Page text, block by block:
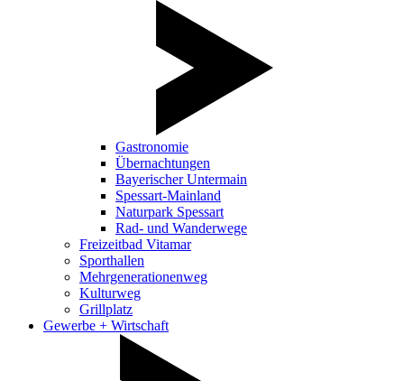
Gastronomie
Übernachtungen
Bayerischer Untermain
Spessart-Mainland
Naturpark Spessart
Rad- und Wanderwege
Freizeitbad Vitamar
Sporthallen
Mehrgenerationenweg
Kulturweg
Grillplatz
Gewerbe + Wirtschaft